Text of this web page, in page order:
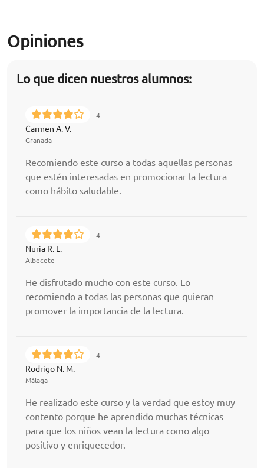
Opiniones
Lo que dicen nuestros alumnos:
4
Carmen A. V.
Granada
Recomiendo este curso a todas aquellas personas
que estén interesadas en promocionar la lectura
como hábito saludable.
4
Nuria R. L.
Albecete
He disfrutado mucho con este curso. Lo
recomiendo a todas las personas que quieran
promover la importancia de la lectura.
4
Rodrigo N. M.
Málaga
He realizado este curso y la verdad que estoy muy
contento porque he aprendido muchas técnicas
para que los niños vean la lectura como algo
positivo y enriquecedor.